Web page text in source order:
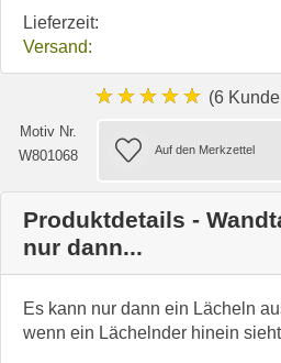
Lieferzeit:
Versand:
★★★★★ (6
Motiv Nr.
W801068
Produktdetails -
nur dann...
Es kann nur dann ein Lächeln
wenn ein Lächelnder hinein